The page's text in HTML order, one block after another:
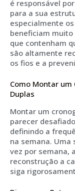
é responsável
para a sua
especialmente
beneficiam
que contenham
são altamente
os fios e a
Como Montar um
Duplas
Montar um
parecer
definindo a
na semana.
vez por semana,
reconstrução a
siga